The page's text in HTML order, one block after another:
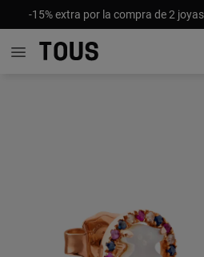
-15% extra por la compra de 2